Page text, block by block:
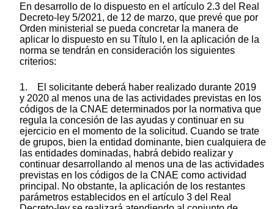
En desarrollo de lo dispuesto en el artículo 2.3 del Real
Decreto-ley 5/2021, de 12 de marzo, que prevé que por
Orden ministerial se pueda concretar la manera de
aplicar lo dispuesto en su Título I, en la aplicación de la
norma se tendrán en consideración los siguientes
criterios:
1. El solicitante deberá haber realizado durante 2019
y 2020 al menos una de las actividades previstas en los
códigos de la CNAE determinados por la normativa que
regula la concesión de las ayudas y continuar en su
ejercicio en el momento de la solicitud. Cuando se trate
de grupos, bien la entidad dominante, bien cualquiera de
las entidades dominadas, habrá debido realizar y
continuar desarrollando al menos una de las actividades
previstas en los códigos de la CNAE como actividad
principal. No obstante, la aplicación de los restantes
parámetros establecidos en el artículo 3 del Real